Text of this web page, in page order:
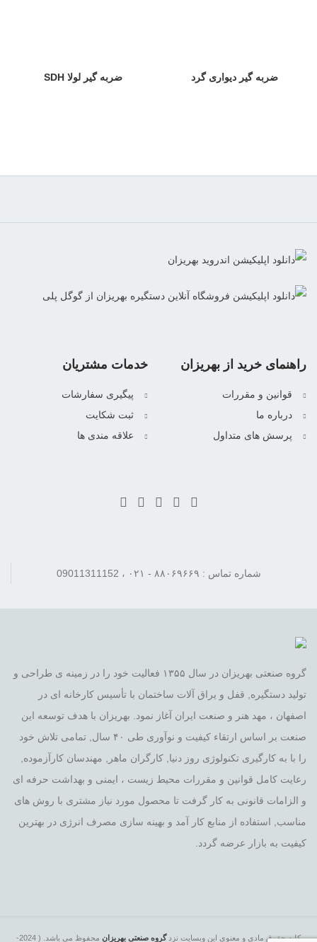
ضربه گیر دیواری گرد ضربه گیر لولا SDH
خدمات مشتریان
پیگیری سفارشات
ثبت شکایت
علاقه مندی ها
راهنمای خرید از بهریزان
قوانین و مقررات
درباره ما
پرسش های متداول
شماره تماس : ۸۸۰۶۹۶۶۹ - ۰۲۱ ، 09011311152
گروه صنعتی بهریزان در سال ۱۳۵۵ فعالیت خود را در زمینه ی طراحی و
تولید دستگیره, قفل و یراق آلات ساختمان با تأسیس کارخانه ای در
اصفهان ، مهد هنر و صنعت ایران آغاز نمود. بهریزان با هدف توسعه این
صنعت بر اساس ارتقاء کیفیت و نوآوری طی ۴۰ سال, تمامی تلاش خود
را با به کارگیری تکنولوژی روز دنیا, کارگران ماهر, مهندسان کارآزموده,
رعایت کامل قوانین و مقررات محیط زیست ، ایمنی و بهداشت حرفه ای
و الزامات قانونی به کار گرفت تا محصول مورد نیاز مشتری با روش های
مناسب, استفاده از منابع کار آمد و بهینه سازی مصرف انرژی در بهترین
کیفیت به بازار عرضه گردد.
کلیه حقوق مادی و معنوی این وبسایت نزدگروه صنعتی بهریزان محفوظ می باشد. ( 2024-